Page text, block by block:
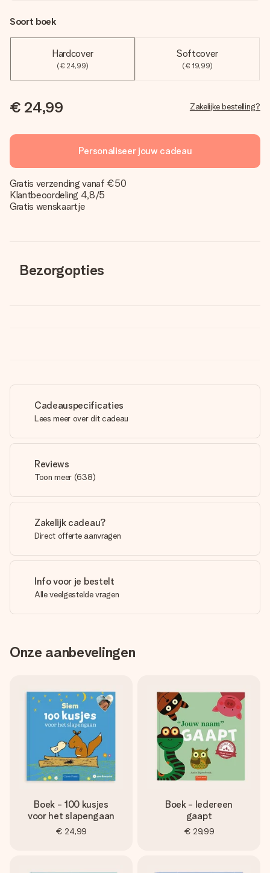
Soort boek
Hardcover
(€ 24,99)
Softcover
(€ 19,99)
€ 24,99 Zakelijke bestelling?
Personaliseer jouw cadeau
Gratis verzending vanaf €50
Klantbeoordeling 4,8/5
Gratis wenskaartje
Bezorgopties
Cadeauspecificaties
Lees meer over dit cadeau
Reviews
Toon meer (638)
Zakelijk cadeau?
Direct offerte aanvragen
Info voor je bestelt
Alle veelgestelde vragen
Onze aanbevelingen
Boek - 100 kusjes
voor het slapengaan
€ 24,99
Boek - Iedereen
gaapt
€ 29,99